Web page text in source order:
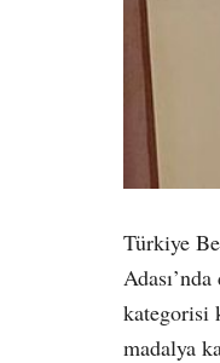
Türkiye
kategorisi
madalya